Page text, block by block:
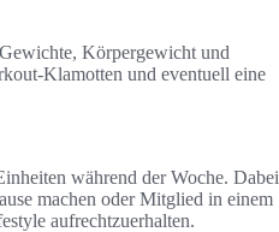
Körpergewicht und
Klamotten und eventuell eine
während der Woche. Dabei
machen oder Mitglied in einem
aufrechtzuerhalten.